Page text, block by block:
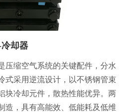
却器
压缩空气系统的关键配件，分水
式采用逆流设计，以不锈钢管束
块冷却元件，散热性能优异。两
造，具有高能效、低能耗及低维